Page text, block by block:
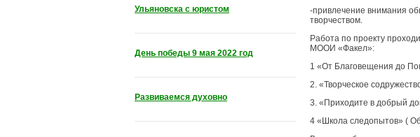
Ульяновска с юристом
День победы 9 мая 2022 год
Развиваемся духовно
-привлечение внимания
творчеством.
Работа по проекту
МООИ «Факел»:
1 «От Благовещения до
2. «Творческое
3. «Приходите в добрый
4 «Школа следопытов» (